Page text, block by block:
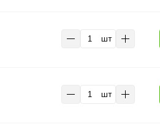
шт
шт